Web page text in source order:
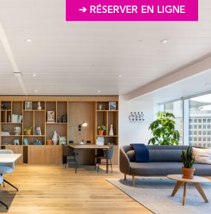
➔ RÉSERVER EN LIGNE